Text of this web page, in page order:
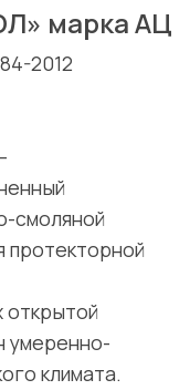
марка АЦ
2012
–
смоляной
протекторной
открытой
умеренно-
климата.